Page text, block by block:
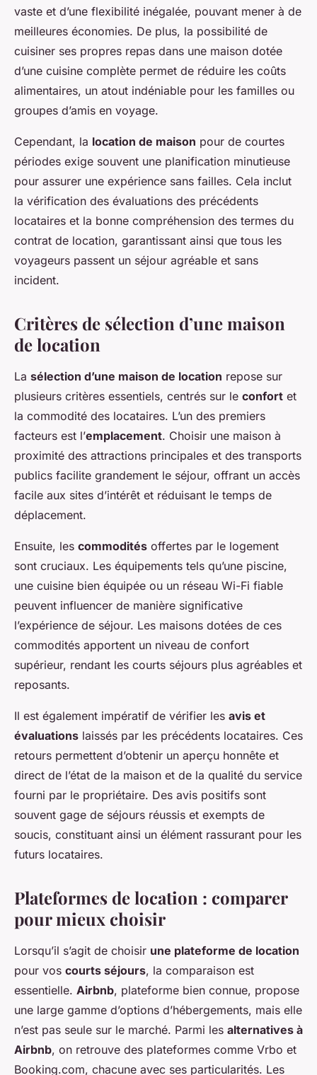
vaste et d’une flexibilité inégalée, pouvant mener à de
meilleures économies. De plus, la possibilité de
cuisiner ses propres repas dans une maison dotée
d’une cuisine complète permet de réduire les coûts
alimentaires, un atout indéniable pour les familles ou
groupes d’amis en voyage.
Cependant, la location de maison pour de courtes
périodes exige souvent une planification minutieuse
pour assurer une expérience sans failles. Cela inclut
la vérification des évaluations des précédents
locataires et la bonne compréhension des termes du
contrat de location, garantissant ainsi que tous les
voyageurs passent un séjour agréable et sans
incident.
Critères de sélection d’une maison
de location
La sélection d’une maison de location repose sur
plusieurs critères essentiels, centrés sur le confort et
la commodité des locataires. L’un des premiers
facteurs est l’emplacement. Choisir une maison à
proximité des attractions principales et des transports
publics facilite grandement le séjour, offrant un accès
facile aux sites d’intérêt et réduisant le temps de
déplacement.
Ensuite, les commodités offertes par le logement
sont cruciaux. Les équipements tels qu’une piscine,
une cuisine bien équipée ou un réseau Wi-Fi fiable
peuvent influencer de manière significative
l’expérience de séjour. Les maisons dotées de ces
commodités apportent un niveau de confort
supérieur, rendant les courts séjours plus agréables et
reposants.
Il est également impératif de vérifier les avis et
évaluations laissés par les précédents locataires. Ces
retours permettent d’obtenir un aperçu honnête et
direct de l’état de la maison et de la qualité du service
fourni par le propriétaire. Des avis positifs sont
souvent gage de séjours réussis et exempts de
soucis, constituant ainsi un élément rassurant pour les
futurs locataires.
Plateformes de location : comparer
pour mieux choisir
Lorsqu’il s’agit de choisir une plateforme de location
pour vos courts séjours, la comparaison est
essentielle. Airbnb, plateforme bien connue, propose
une large gamme d’options d’hébergements, mais elle
n’est pas seule sur le marché. Parmi les alternatives à
Airbnb, on retrouve des plateformes comme Vrbo et
Booking.com, chacune avec ses particularités. Les